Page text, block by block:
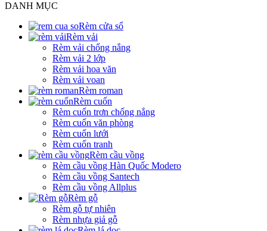
DANH MỤC
Rèm cửa sổ
Rèm vải
Rèm vải chống nắng
Rèm vải 2 lớp
Rèm vải hoa văn
Rèm vải voan
Rèm roman
Rèm cuốn
Rèm cuốn trơn chống nắng
Rèm cuốn văn phòng
Rèm cuốn lưới
Rèm cuốn tranh
Rèm cầu vồng
Rèm cầu vồng Hàn Quốc Modero
Rèm cầu vồng Santech
Rèm cầu vồng Allplus
Rèm gỗ
Rèm gỗ tự nhiên
Rèm nhựa giả gỗ